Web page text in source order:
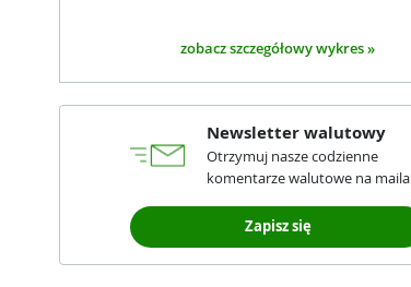
zobacz szczegółowy wykres »
Newsletter walutowy
Otrzymuj nasze codzienne
komentarze walutowe na maila
Zapisz się